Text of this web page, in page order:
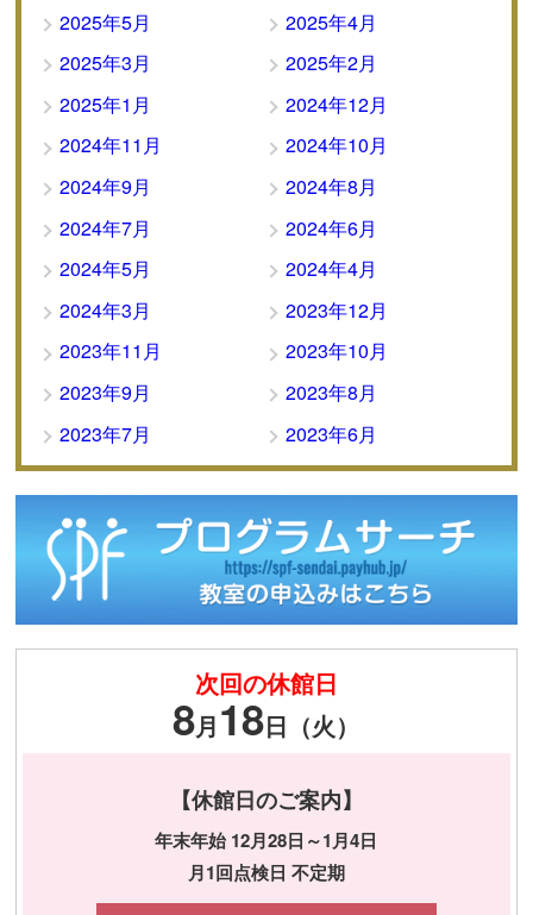
2025年5月
2025年4月
2025年3月
2025年2月
2025年1月
2024年12月
2024年11月
2024年10月
2024年9月
2024年8月
2024年7月
2024年6月
2024年5月
2024年4月
2024年3月
2023年12月
2023年11月
2023年10月
2023年9月
2023年8月
2023年7月
2023年6月
次回の休館日
8月18日（火）
【休館日のご案内】
年末年始 12月28日～1月4日
月1回点検日 不定期